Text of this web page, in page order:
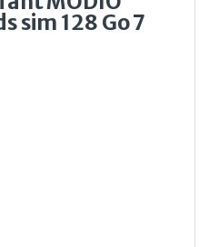
sim 128 Go 7